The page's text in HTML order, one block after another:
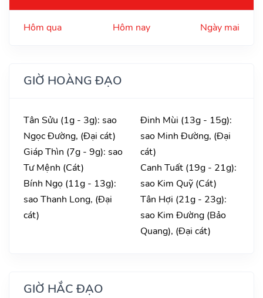
Hôm qua Hôm nay Ngày mai
GIỜ HOÀNG ĐẠO
Tân Sửu (1g - 3g): sao
Ngọc Đường, (Đại cát)
Giáp Thìn (7g - 9g): sao
Tư Mệnh (Cát)
Bính Ngọ (11g - 13g):
sao Thanh Long, (Đại
cát)
Đinh Mùi (13g - 15g):
sao Minh Đường, (Đại
cát)
Canh Tuất (19g - 21g):
sao Kim Quỹ (Cát)
Tân Hợi (21g - 23g):
sao Kim Đường (Bảo
Quang), (Đại cát)
GIỜ HẮC ĐẠO